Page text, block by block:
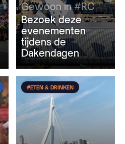
Gewoon in #RC
Bezoek deze
evenementen
tijdens de
Dakendagen
#ETEN & DRINKEN